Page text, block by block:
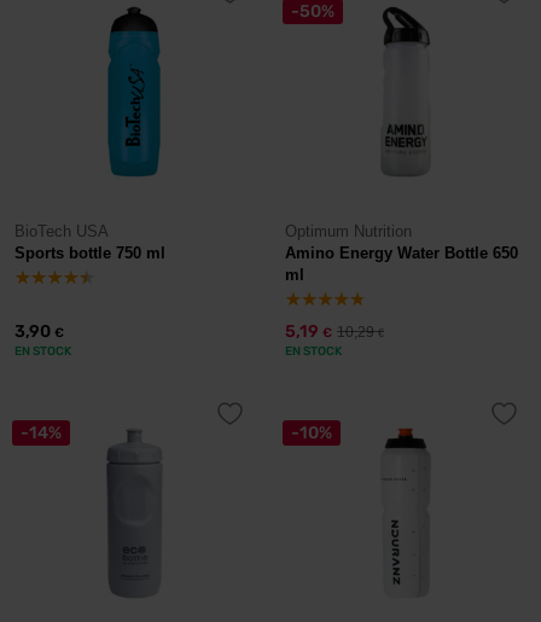
BioTech USA
Sports bottle 750 ml
3,90 €
EN STOCK
-50%
Optimum Nutrition
Amino Energy Water Bottle 650
ml
5,19 € 10,29€
EN STOCK
-14% -10%